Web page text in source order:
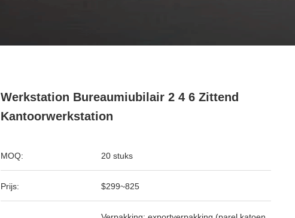
Werkstation Bureaumiubilair 2 4 6 Zittend
Kantoorwerkstation
MOQ: 20 stuks
Prijs: $299~825